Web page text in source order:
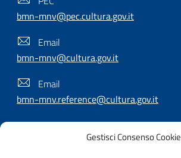
Gestisci Consenso Cookie
bmn-mnv@pec.cultura.gov.it
Email
bmn-mnv@cultura.gov.it
Email
bmn-mnv.reference@cultura.gov.it